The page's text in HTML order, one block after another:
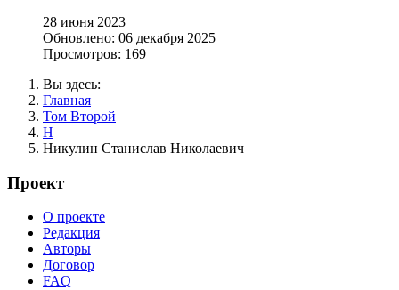
28 июня 2023
Обновлено: 06 декабря 2025
Просмотров: 169
Вы здесь:
Главная
Том Второй
Н
Никулин Станислав Николаевич
Проект
О проекте
Редакция
Авторы
Договор
FAQ